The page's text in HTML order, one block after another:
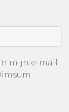
mijn e-mail